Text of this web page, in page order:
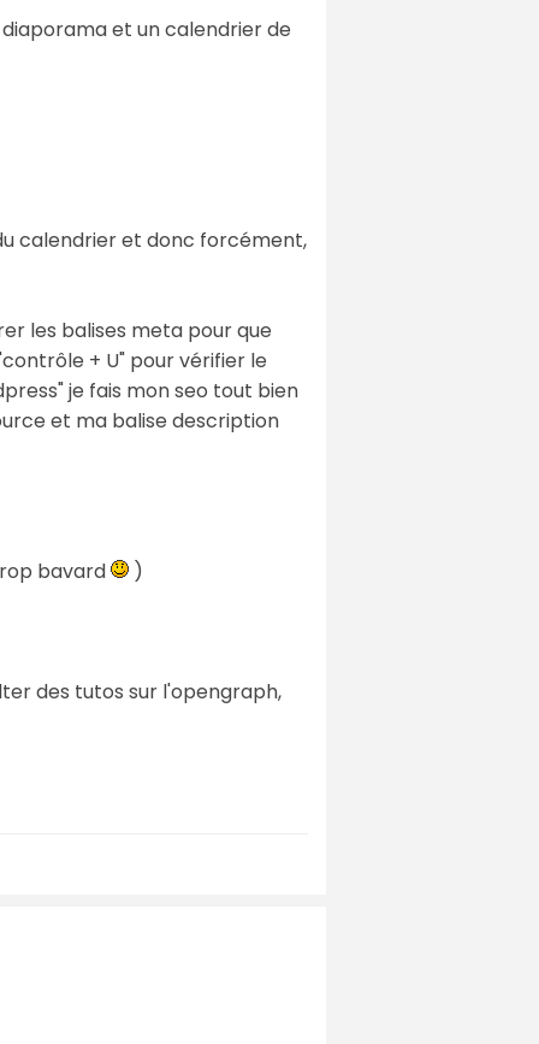
et un calendrier de
du calendrier et donc forcément,
les balises meta pour que
+ U" pour vérifier le
je fais mon seo tout bien
et ma balise description
bavard )
des tutos sur l'opengraph,